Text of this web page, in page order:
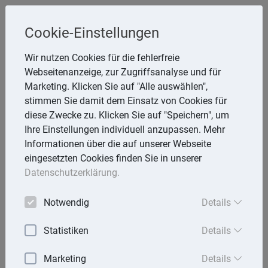
Melzer, StB
Storchsnest 6, 74535 Mainhardt
Telefon: 7903 7736
E-Mail:rathmann.melzer@t-online.de
Lexika
Volltext-Suche in den Lexika
Cookie-Einstellungen
Wir nutzen Cookies für die fehlerfreie
Webseitenanzeige, zur Zugriffsanalyse und für
Marketing. Klicken Sie auf "Alle auswählen",
stimmen Sie damit dem Einsatz von Cookies für
diese Zwecke zu. Klicken Sie auf "Speichern", um
Ihre Einstellungen individuell anzupassen. Mehr
Informationen über die auf unserer Webseite
eingesetzten Cookies finden Sie in unserer
Datenschutzerklärung.
Notwendig Details
Statistiken Details
Marketing Details